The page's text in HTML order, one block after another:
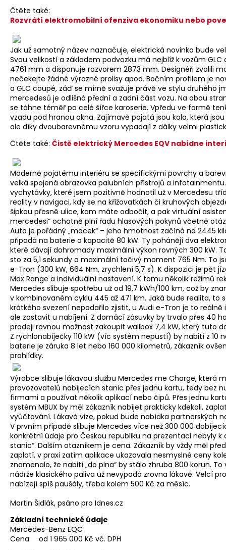
Čtěte také:
Rozvrátí elektromobilní ofenziva ekonomiku nebo
Jak už samotný název naznačuje, elektrická novinka bude
Svou velikostí a základem podvozku má nejblíž k vozům GLC
4761 mm a disponuje rozvorem 2873 mm. Designéři zvolili
nečekejte žádné výrazné prolisy apod. Bočním profilem je
a GLC coupé, záď se mírně svažuje právě ve stylu druhého
mercedesů je odlišná přední a zadní část vozu. Na obou
se táhne téměř po celé šířce karoserie. Vpředu ve formě
vzadu pod hranou okna. Zajímavě pojatá jsou kola, která
ale díky dvoubarevnému vzoru vypadají z dálky velmi
Čtěte také: Čistě elektrický Mercedes EQV nabídne
Moderně pojatému interiéru se specifickými povrchy a
velká spojená obrazovka palubních přístrojů a
vychytávky, které jsem pozitivně hodnotil už v Mercedesu
reality v navigaci, kdy se na křižovatkách či kruhových
šipkou přesně ulice, kam máte odbočit, a pak virtuální
mercedesi“ ochotně plní řadu hlasových pokynů včetně
Auto je pořádný „macek“ – jeho hmotnost začíná na 2445
připadá na baterie o kapacitě 80 kW. Ty pohánějí dva
které dávají dohromady maximální výkon rovných 300 kW.
sto za 5,1 sekundy a maximální točivý moment 765 Nm. To
e-Tron (300 kW, 664 Nm, zrychlení 5,7 s). K dispozici je pět
Max Range a individuální nastavení. K tomu několik režimů
Mercedes slibuje spotřebu už od 19,7 kWh/100 km, což by
v kombinovaném cyklu 445 až 471 km. Jaká bude realita,
krátkého svezení nepodařilo zjistit, u Audi e-Tron je to reálně
ale zastavit u nabíjení. Z domácí zásuvky by trvalo přes 40
prodeji rovnou možnost zakoupit wallbox 7,4 kW, který tuto
Z rychlonabíječky 110 kW (víc systém nepustí) by nabití z 10
baterie je záruka 8 let nebo 160 000 kilometrů, zákazník
prohlídky.
Výrobce slibuje lákavou službu Mercedes me Charge, která
provozovatelů nabíjecích stanic přes jednu kartu, tedy bez
firmami a používat několik aplikací nebo čipů. Přes jednu
systém MBUX by měl zákazník nabíjet prakticky kdekoli,
vyúčtování. Lákavá vize, pokud bude nabídka partnerských
V prvním případě slibuje Mercedes více než 300 000
konkrétní údaje pro Českou republiku na prezentaci nebyly k
stanic“. Dalším otazníkem je cena. Zákazník by vždy měl
zaplatí, v praxi zatím aplikace ukazovala nesmyslné ceny
znamenalo, že nabití „do plna“ by stálo zhruba 800 korun.
nádrže klasického paliva už nevypadá zrovna lákavě. Velcí
nabízejí spíš paušály, třeba kolem 500 Kč za měsíc.
Martin Šidlák, psáno pro Idnes.cz
Základní technické údaje
Mercedes-Benz EQC
Cena: od 1 965 000 Kč vč. DPH